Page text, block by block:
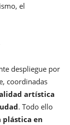
el
despliegue por
coordinadas
artística
. Todo ello
en